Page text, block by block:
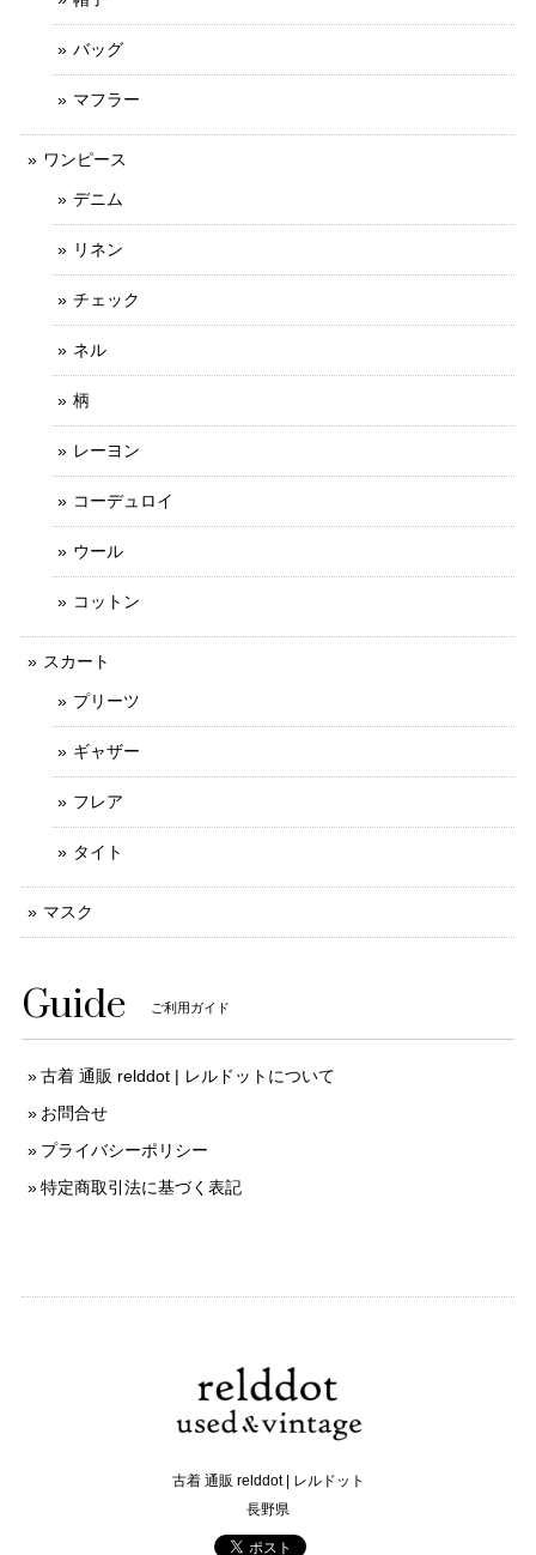
バッグ
マフラー
ワンピース
デニム
リネン
チェック
ネル
柄
レーヨン
コーデュロイ
ウール
コットン
スカート
プリーツ
ギャザー
フレア
タイト
マスク
Guide ご利用ガイド
古着 通販 relddot | レルドットについて
お問合せ
プライバシーポリシー
特定商取引法に基づく表記
古着 通販 relddot | レルドット
長野県